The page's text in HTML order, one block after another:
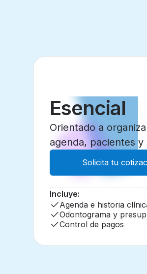
Esencial
Orientado a
agenda, pacientes y
Solicita tu
Incluye:
Agenda e historia
Odontograma y
Control de pagos